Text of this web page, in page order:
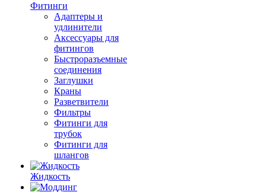
Фитинги
Адаптеры и
удлинители
Аксессуары для
фитингов
Быстроразъемные
соединения
Заглушки
Краны
Разветвители
Фильтры
Фитинги для
трубок
Фитинги для
шлангов
Жидкость